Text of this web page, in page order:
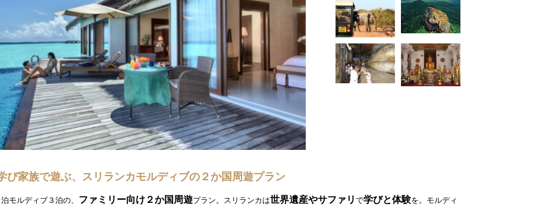
び家族で遊ぶ、スリランカモルディブの２か国周遊プラン
モルディブ３泊の、 ファミリー向け２か国周遊プラン。スリランカは世界遺産やサファリ で学びと体験を。モルディ